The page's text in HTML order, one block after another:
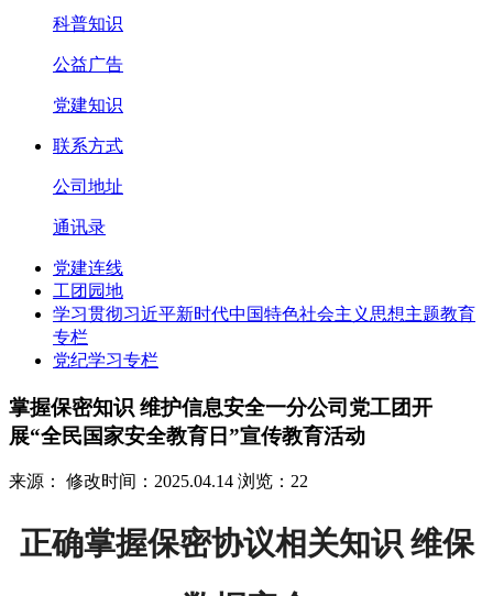
科普知识
公益广告
党建知识
联系方式
公司地址
通讯录
党建连线
工团园地
学习贯彻习近平新时代中国特色社会主义思想主题教育
专栏
党纪学习专栏
掌握保密知识 维护信息安全一分公司党工团开
展“全民国家安全教育日”宣传教育活动
来源： 修改时间：2025.04.14 浏览：22
正确掌握保密协议相关知识 维保